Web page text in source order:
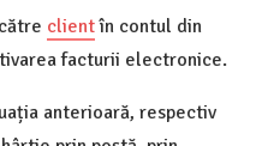
clientîn contul din
facturii electronice.
anterioară, respectiv